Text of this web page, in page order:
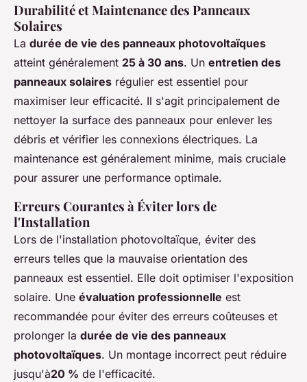
Durabilité et Maintenance des Panneaux
Solaires
La durée de vie des panneaux photovoltaïques
atteint généralement 25 à 30 ans. Un entretien des
panneaux solaires régulier est essentiel pour
maximiser leur efficacité. Il s'agit principalement de
nettoyer la surface des panneaux pour enlever les
débris et vérifier les connexions électriques. La
maintenance est généralement minime, mais cruciale
pour assurer une performance optimale.
Erreurs Courantes à Éviter lors de
l'Installation
Lors de l'installation photovoltaïque, éviter des
erreurs telles que la mauvaise orientation des
panneaux est essentiel. Elle doit optimiser l'exposition
solaire. Une évaluation professionnelle est
recommandée pour éviter des erreurs coûteuses et
prolonger la durée de vie des panneaux
photovoltaïques. Un montage incorrect peut réduire
jusqu'à20 % de l'efficacité.